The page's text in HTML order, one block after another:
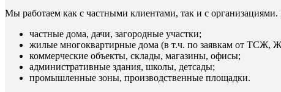
Мы работаем как с частными клиентами, так и с
частные дома, дачи, загородные участки;
жилые многоквартирные дома (в т.ч. по заявкам от
коммерческие объекты, склады, магазины, офисы;
административные здания, школы, детсады;
промышленные зоны, производственные площадки.